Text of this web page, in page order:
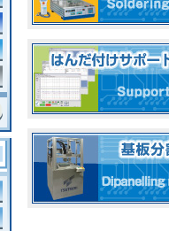
基板分割機»
お客様専用設備»
特殊OEM商品»
はんだユニットの特長
会社案内